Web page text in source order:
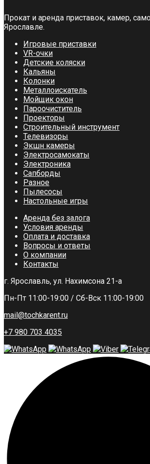
Прокат и аренда приставок, камер,
Ярославле.
Игровые приставки
VR-очки
Детские коляски
Кальяны
Колонки
Металлоискатель
Мойщик окон
Пароочиститель
Проекторы
Строительный инструмент
Телевизоры
Экшн камеры
Электросамокаты
Электроника
Сапборды
Разное
Пылесосы
Настольные игры
Аренда без залога
Условия аренды
Оплата и доставка
Вопросы и ответы
О компании
Контакты
г. Ярославль, ул. Нахимсона 21-а
Пн-Пт 11:00-19:00 / Сб-Вск 11:00-19:00
mail@tochkarent.ru
+7 980 703 4035